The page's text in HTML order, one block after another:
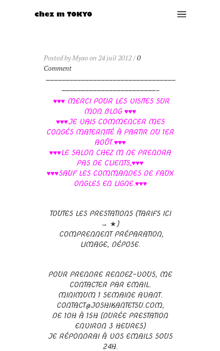
Posted by Myao on 24 juil 2012 /0
Comment
—————————————————————————————————
————————————————————————–
♥♥♥ MERCI POUR LES VISITES SUR
MON BLOG ♥♥♥
♥♥♥JE VAIS COMMENCER MES
CONGÉS MATERNITÉ À PARTIR DU 1ER
AOÛT.♥♥♥
♥♥♥LE SALON CHEZ M NE PRENDRA
PAS DE CLIENTS,♥♥♥
♥♥♥SAUF LES COMMANDES DE FAUX
ONGLES EN LIGNE.♥♥♥
TOUTES LES PRESTATIONS (TARIFS ICI
→ ★ )
COMPRENNENT PRÉPARATION,
LIMAGE, DÉPOSE.
POUR PRENDRE RENDEZ-VOUS, ME
CONTACTER PAR EMAIL.
MINIMUM 1 SEMAINE AVANT.
CONTACT@JOSHIKANTETSU.COM,
DE 10H À 15H (DURÉE PRESTATION
ENVIRON 3 HEURES)
JE RÉPONDRAI À VOS EMAILS SOUS
24H.